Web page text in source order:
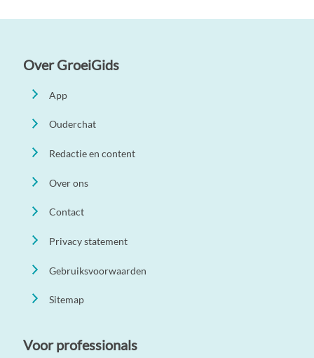
Over GroeiGids
App
Ouderchat
Redactie en content
Over ons
Contact
Privacy statement
Gebruiksvoorwaarden
Sitemap
Voor professionals